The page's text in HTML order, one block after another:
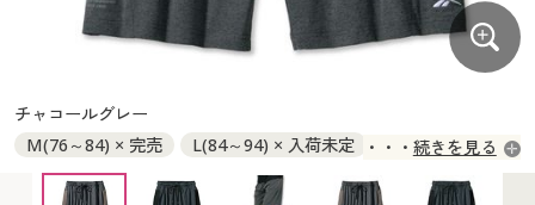
大きいサイズ 事務・制服
カタログ・チラシからのご注文
デジタルカタログ
大きいサイズ 事務・制服
カタログ・チラシからのご注文
カタログ無料プレゼント
チャコールグレー
M(76～84) × 完売
L(84～94) × 入荷未定
LL(94～104) × 入荷未定
続きを見る